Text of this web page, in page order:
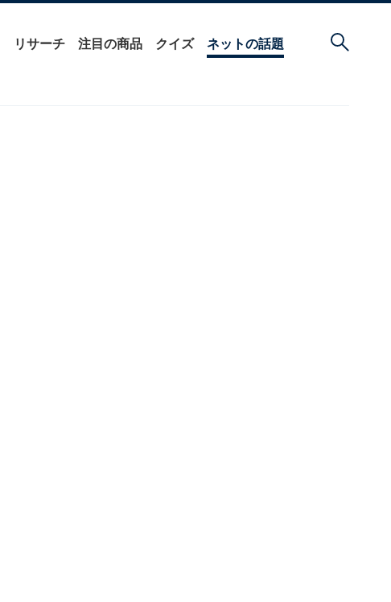
リサーチ 注目の商品 クイズ ネットの話題